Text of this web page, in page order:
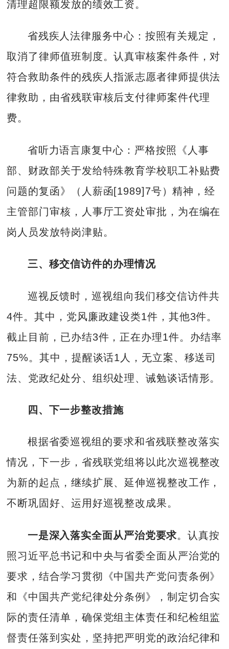
清理超限额发放的绩效工资。
省残疾人法律服务中心：按照有关规定，
取消了律师值班制度。认真审核案件条件，对
符合救助条件的残疾人指派志愿者律师提供法
律救助，由省残联审核后支付律师案件代理
费。
省听力语言康复中心：严格按照《人事
部、财政部关于发给特殊教育学校职工补贴费
问题的复函》（人薪函[1989]7号）精神，经
主管部门审核，人事厅工资处审批，为在编在
岗人员发放特岗津贴。
三、移交信访件的办理情况
巡视反馈时，巡视组向我们移交信访件共
4件。其中，党风廉政建设类1件，其他3件。
截止目前，已办结3件，正在办理1件。办结率
75%。其中，提醒谈话1人，无立案、移送司
法、党政纪处分、组织处理、诫勉谈话情形。
四、下一步整改措施
根据省委巡视组的要求和省残联整改落实
情况，下一步，省残联党组将以此次巡视整改
为新的起点，继续扩展、延伸巡视整改工作，
不断巩固好、运用好巡视整改成果。
一是深入落实全面从严治党要求。认真按
照习近平总书记和中央与省委全面从严治党的
要求，结合学习贯彻《中国共产党问责条例》
和《中国共产党纪律处分条例》，制定切合实
际的责任清单，确保党组主体责任和纪检组监
督责任落到实处，坚持把严明党的政治纪律和